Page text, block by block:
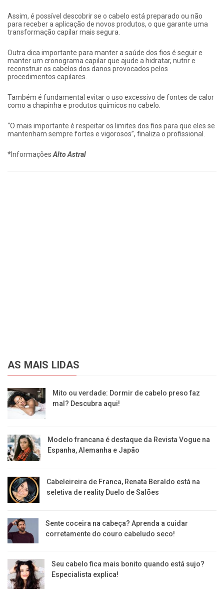
Assim, é possível descobrir se o cabelo está preparado ou não
para receber a aplicação de novos produtos, o que garante uma
transformação capilar mais segura.
Outra dica importante para manter a saúde dos fios é seguir e
manter um cronograma capilar que ajude a hidratar, nutrir e
reconstruir os cabelos dos danos provocados pelos
procedimentos capilares.
Também é fundamental evitar o uso excessivo de fontes de calor
como a chapinha e produtos químicos no cabelo.
“O mais importante é respeitar os limites dos fios para que eles se
mantenham sempre fortes e vigorosos”, finaliza o profissional.
*Informações Alto Astral
AS MAIS LIDAS
Mito ou verdade: Dormir de cabelo preso faz
mal? Descubra aqui!
Modelo francana é destaque da Revista Vogue na
Espanha, Alemanha e Japão
Cabeleireira de Franca, Renata Beraldo está na
seletiva de reality Duelo de Salões
Sente coceira na cabeça? Aprenda a cuidar
corretamente do couro cabeludo seco!
Seu cabelo fica mais bonito quando está sujo?
Especialista explica!